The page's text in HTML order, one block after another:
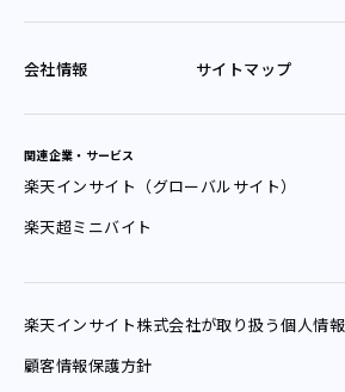
会社情報 サイトマップ
関連企業・サービス
楽天インサイト（グローバルサイト）
楽天超ミニバイト
楽天インサイト株式会社が取り扱う個人情報
顧客情報保護方針